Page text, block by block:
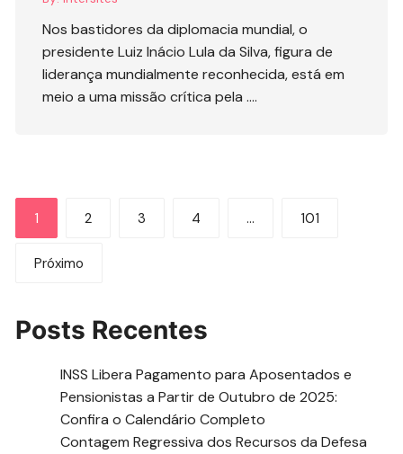
Nos bastidores da diplomacia mundial, o
presidente Luiz Inácio Lula da Silva, figura de
liderança mundialmente reconhecida, está em
meio a uma missão crítica pela ….
Paginação
de
posts
1 2 3 4 … 101
Próximo
Posts Recentes
INSS Libera Pagamento para Aposentados e
Pensionistas a Partir de Outubro de 2025:
Confira o Calendário Completo
Contagem Regressiva dos Recursos da Defesa